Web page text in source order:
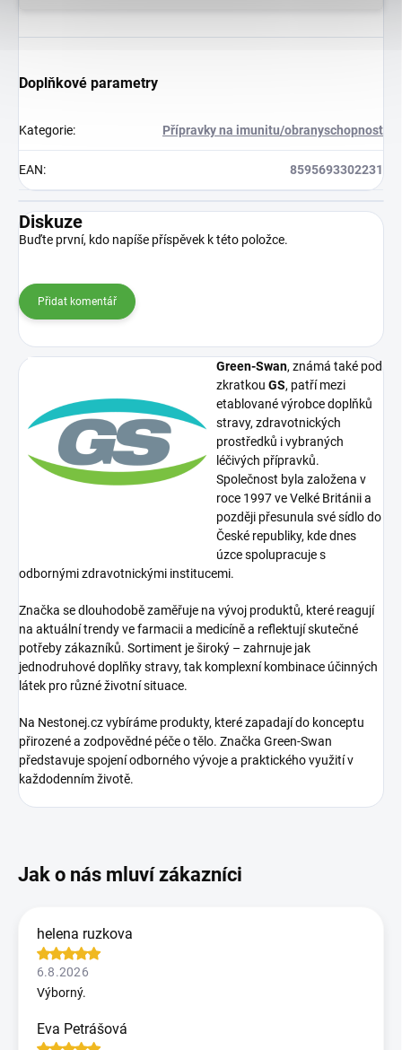
Doplňkové parametry
Kategorie: Přípravky na imunitu/obranyschopnost
EAN: 8595693302231
Diskuze
Buďte první, kdo napíše příspěvek k této položce.
Přidat komentář
Green-Swan, známá také pod
zkratkou GS, patří mezi
etablované výrobce doplňků
stravy, zdravotnických
prostředků i vybraných
léčivých přípravků.
Společnost byla založena v
roce 1997 ve Velké Británii a
později přesunula své sídlo do
České republiky, kde dnes
úzce spolupracuje s
odbornými zdravotnickými institucemi.
Značka se dlouhodobě zaměřuje na vývoj produktů, které reagují
na aktuální trendy ve farmacii a medicíně a reflektují skutečné
potřeby zákazníků. Sortiment je široký – zahrnuje jak
jednodruhové doplňky stravy, tak komplexní kombinace účinných
látek pro různé životní situace.
Na Nestonej.cz vybíráme produkty, které zapadají do konceptu
přirozené a zodpovědné péče o tělo. Značka Green-Swan
představuje spojení odborného vývoje a praktického využití v
každodenním životě.
helena ruzkova
6.8.2026
Výborný.
Eva Petrášová